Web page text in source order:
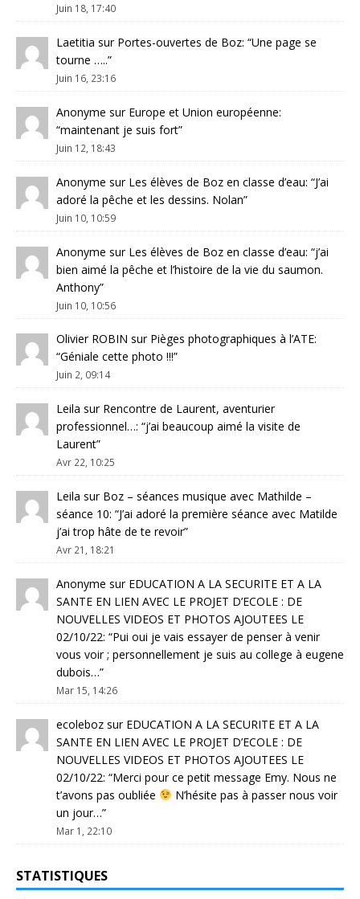
Juin 18, 17:40
Laetitia sur Portes-ouvertes de Boz: “Une page se
tourne …..”
Juin 16, 23:16
Anonyme sur Europe et Union européenne:
“maintenant je suis fort”
Juin 12, 18:43
Anonyme sur Les élèves de Boz en classe d’eau: “J’ai
adoré la pêche et les dessins. Nolan”
Juin 10, 10:59
Anonyme sur Les élèves de Boz en classe d’eau: “j’ai
bien aimé la pêche et l’histoire de la vie du saumon.
Anthony”
Juin 10, 10:56
Olivier ROBIN sur Pièges photographiques à l’ATE:
“Géniale cette photo !!!”
Juin 2, 09:14
Leila sur Rencontre de Laurent, aventurier
professionnel…: “j’ai beaucoup aimé la visite de
Laurent”
Avr 22, 10:25
Leila sur Boz – séances musique avec Mathilde –
séance 10: “J’ai adoré la première séance avec Matilde
j’ai trop hâte de te revoir”
Avr 21, 18:21
Anonyme sur EDUCATION A LA SECURITE ET A LA
SANTE EN LIEN AVEC LE PROJET D’ECOLE : DE
NOUVELLES VIDEOS ET PHOTOS AJOUTEES LE
02/10/22: “Pui oui je vais essayer de penser à venir
vous voir ; personnellement je suis au college à eugene
dubois…”
Mar 15, 14:26
ecoleboz sur EDUCATION A LA SECURITE ET A LA
SANTE EN LIEN AVEC LE PROJET D’ECOLE : DE
NOUVELLES VIDEOS ET PHOTOS AJOUTEES LE
02/10/22: “Merci pour ce petit message Emy. Nous ne
t’avons pas oubliée
N’hésite pas à passer nous voir
un jour…”
Mar 1, 22:10
STATISTIQUES